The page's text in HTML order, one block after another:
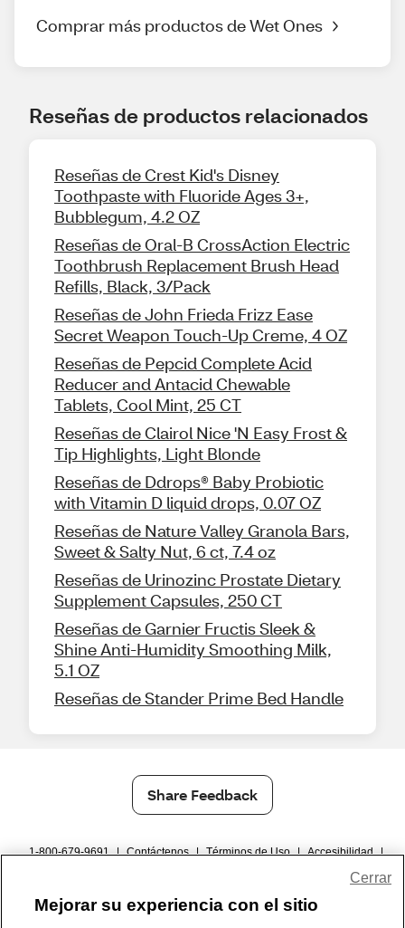
Comprar más productos de Wet Ones
Reseñas de productos relacionados
Reseñas de Crest Kid's Disney
Toothpaste with Fluoride Ages 3+,
Bubblegum, 4.2 OZ
Reseñas de Oral-B CrossAction Electric
Toothbrush Replacement Brush Head
Refills, Black, 3/Pack
Reseñas de John Frieda Frizz Ease
Secret Weapon Touch-Up Creme, 4 OZ
Reseñas de Pepcid Complete Acid
Reducer and Antacid Chewable
Tablets, Cool Mint, 25 CT
Reseñas de Clairol Nice 'N Easy Frost &
Tip Highlights, Light Blonde
Reseñas de Ddrops® Baby Probiotic
with Vitamin D liquid drops, 0.07 OZ
Reseñas de Nature Valley Granola Bars,
Sweet & Salty Nut, 6 ct, 7.4 oz
Reseñas de Urinozinc Prostate Dietary
Supplement Capsules, 250 CT
Reseñas de Garnier Fructis Sleek &
Shine Anti-Humidity Smoothing Milk,
5.1 OZ
Reseñas de Stander Prime Bed Handle
Share Feedback
1-800-679-9691 | Contáctenos | Términos de Uso | Accesibilidad |
|
Zona de Bienestar
© 1999 - 2026 CVS.com
Mejorar su experiencia con el sitio
Cerrar